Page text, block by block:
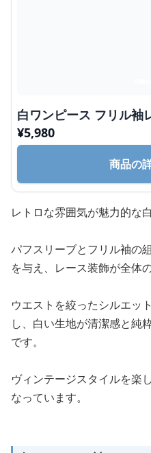
白ワンピース フリル袖
¥5,980
商品の
レトロな雰囲気が魅力的な
パフスリーブとフリル袖の
を与え、レース装飾が全体
ウエストを絞ったシルエッ
し、白い生地が清潔感と純
です。
ヴィンテージスタイルを楽
なっています。